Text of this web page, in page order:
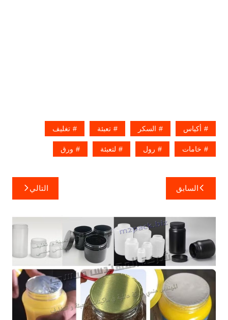
أكياس السكر تعبئة تغليف
خامات رول لتعبئة ورق
تصفّح
المقالات
السابق التالي